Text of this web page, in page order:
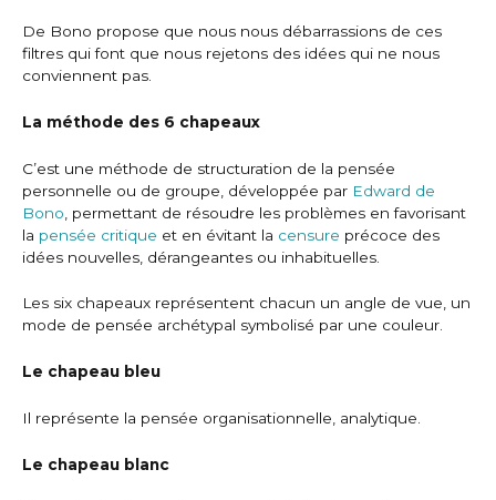
De Bono propose que nous nous débarrassions de ces
filtres qui font que nous rejetons des idées qui ne nous
conviennent pas.
La méthode des 6 chapeaux
C’est une méthode de structuration de la pensée
personnelle ou de groupe, développée par Edward de
Bono , permettant de résoudre les problèmes en favorisant
la pensée critique et en évitant la censure précoce des
idées nouvelles, dérangeantes ou inhabituelles.
Les six chapeaux représentent chacun un angle de vue, un
mode de pensée archétypal symbolisé par une couleur.
Le chapeau bleu
Il représente la pensée organisationnelle, analytique.
Le chapeau blanc